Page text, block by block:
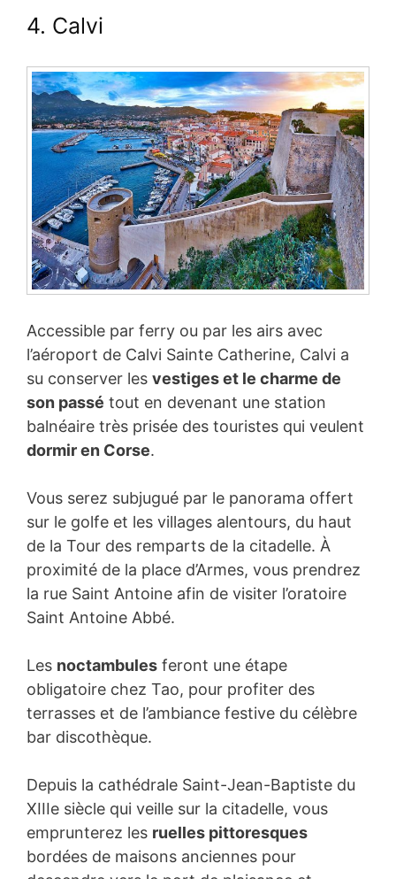
4. Calvi
Accessible par ferry ou par les airs avec
l’aéroport de Calvi Sainte Catherine, Calvi a
su conserver les vestiges et le charme de
son passé tout en devenant une station
balnéaire très prisée des touristes qui veulent
dormir en Corse.
Vous serez subjugué par le panorama offert
sur le golfe et les villages alentours, du haut
de la Tour des remparts de la citadelle. À
proximité de la place d’Armes, vous prendrez
la rue Saint Antoine afin de visiter l’oratoire
Saint Antoine Abbé.
Les noctambules feront une étape
obligatoire chez Tao, pour profiter des
terrasses et de l’ambiance festive du célèbre
bar discothèque.
Depuis la cathédrale Saint-Jean-Baptiste du
XIIIe siècle qui veille sur la citadelle, vous
emprunterez les ruelles pittoresques
bordées de maisons anciennes pour